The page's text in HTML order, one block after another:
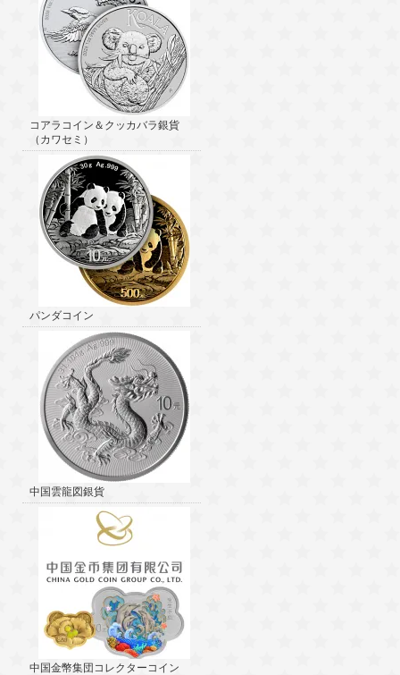
コアラコイン＆クッカバラ銀貨
（カワセミ）
パンダコイン
中国雲龍図銀貨
中国金幣集団コレクターコイン